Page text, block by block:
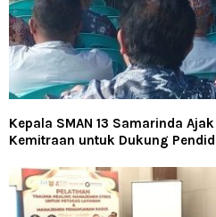
Kepala SMAN 13 Samarinda
Kemitraan untuk Dukung